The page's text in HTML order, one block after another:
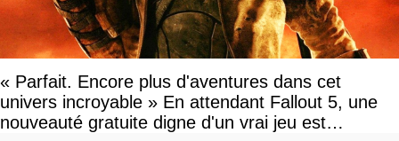
« Parfait. Encore plus d'aventures dans cet
univers incroyable » En attendant Fallout 5, une
nouveauté gratuite digne d'un vrai jeu est